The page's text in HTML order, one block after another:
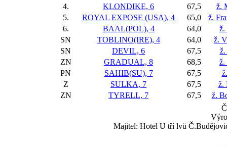
4.
KLONDIKE, 6 67,5
ž.
5.
ROYAL EXPOSE (USA), 4 65,0
ž.
6.
BAAL(POL), 4 64,0
ž.
SN
TOBLINO(IRE), 4 64,0
ž.
SN
DEVIL, 6 67,5
ZN
GRADUAL, 8 68,5
ž.
PN
SAHIB(SU), 7 67,5
Z
SULKA, 7 67,5
ž.
ZN
TYRELL, 7 67,5
ž.
Majitel: Hotel U tří lvů